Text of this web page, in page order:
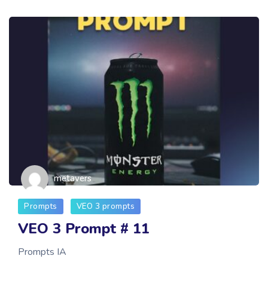
metavers
Prompts VEO 3 prompts
VEO 3 Prompt # 11
Prompts IA